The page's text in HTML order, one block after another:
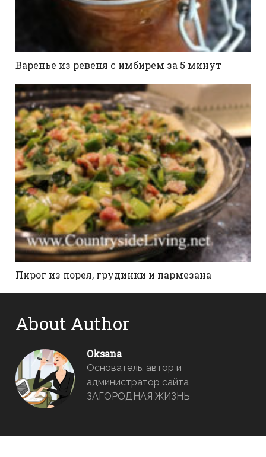
Варенье из ревеня с имбирем за 5 минут
Пирог из порея, грудинки и пармезана
About Author
Oksana
Основатель, автор и
администратор сайта
ЗАГОРОДНАЯ ЖИЗНЬ